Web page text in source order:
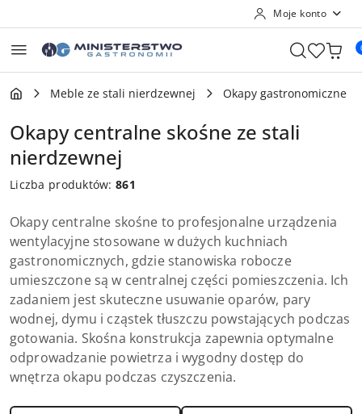
Moje konto
Meble ze stali nierdzewnej Okapy gastronomiczne
Okapy centralne skośne ze stali
nierdzewnej
Liczba produktów:861
Okapy centralne skośne to profesjonalne urządzenia
wentylacyjne stosowane w dużych kuchniach
gastronomicznych, gdzie stanowiska robocze
umieszczone są w centralnej części pomieszczenia. Ich
zadaniem jest skuteczne usuwanie oparów, pary
wodnej, dymu i cząstek tłuszczu powstających podczas
gotowania. Skośna konstrukcja zapewnia optymalne
odprowadzanie powietrza i wygodny dostęp do
wnętrza okapu podczas czyszczenia.